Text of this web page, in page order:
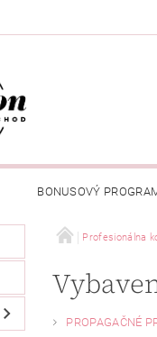
BONUSOVÝ
Profesionálna
PROPAGAČNÉ